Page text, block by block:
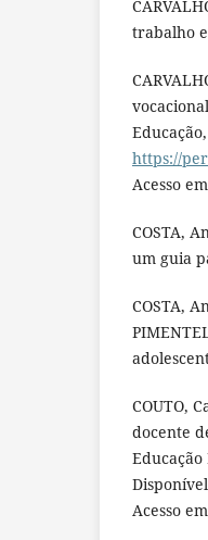
trabalho
https://
Acesso
COSTA,
um guia
COSTA,
COUTO,
docente
Educação
Acesso